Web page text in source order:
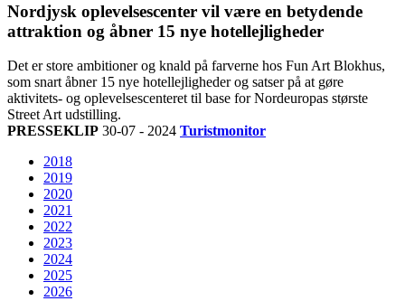
Nordjysk oplevelsescenter vil være en betydende
attraktion og åbner 15 nye hotellejligheder
Det er store ambitioner og knald på farverne hos Fun Art Blokhus,
som snart åbner 15 nye hotellejligheder og satser på at gøre
aktivitets- og oplevelsescenteret til base for Nordeuropas største
Street Art udstilling.
PRESSEKLIP 30-07 - 2024 Turistmonitor
2018
2019
2020
2021
2022
2023
2024
2025
2026